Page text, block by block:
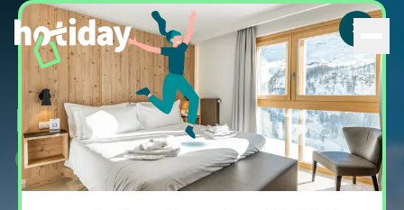
Hôtels à
Cefalù Hotiday
Hôtels à Cefalù : découvrez les meilleures chambres